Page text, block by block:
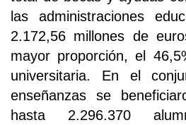
las administraciones
2.172,56 millones de
mayor proporción, el
universitaria. En el
enseñanzas se
hasta 2.296.370